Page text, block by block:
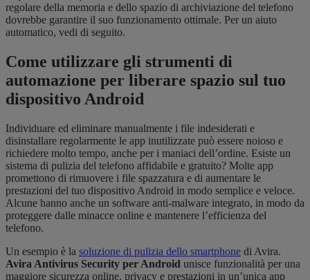
regolare della memoria e dello spazio di archiviazione del telefono
dovrebbe garantire il suo funzionamento ottimale. Per un aiuto
automatico, vedi di seguito.
Come utilizzare gli strumenti di
automazione per liberare spazio sul tuo
dispositivo Android
Individuare ed eliminare manualmente i file indesiderati e
disinstallare regolarmente le app inutilizzate può essere noioso e
richiedere molto tempo, anche per i maniaci dell’ordine. Esiste un
sistema di pulizia del telefono affidabile e gratuito? Molte app
promettono di rimuovere i file spazzatura e di aumentare le
prestazioni del tuo dispositivo Android in modo semplice e veloce.
Alcune hanno anche un software anti-malware integrato, in modo da
proteggere dalle minacce online e mantenere l’efficienza del
telefono.
Un esempio è la soluzione di pulizia dello smartphone di Avira.
Avira Antivirus Security per Android unisce funzionalità per una
maggiore sicurezza online, privacy e prestazioni in un’unica app